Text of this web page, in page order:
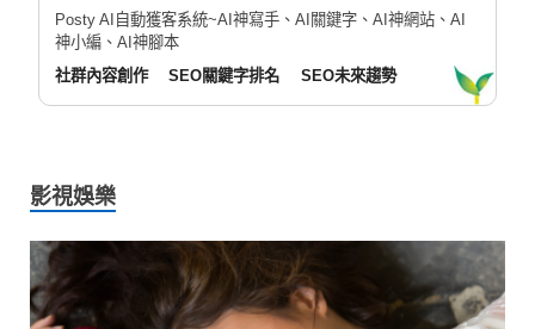
Posty AI自動獲客系統~AI神寫手、AI關鍵字、AI神網站、AI
神小編、AI神腳本
社群內容創作
SEO關鍵字排名 SEO未來趨勢
影視娛樂